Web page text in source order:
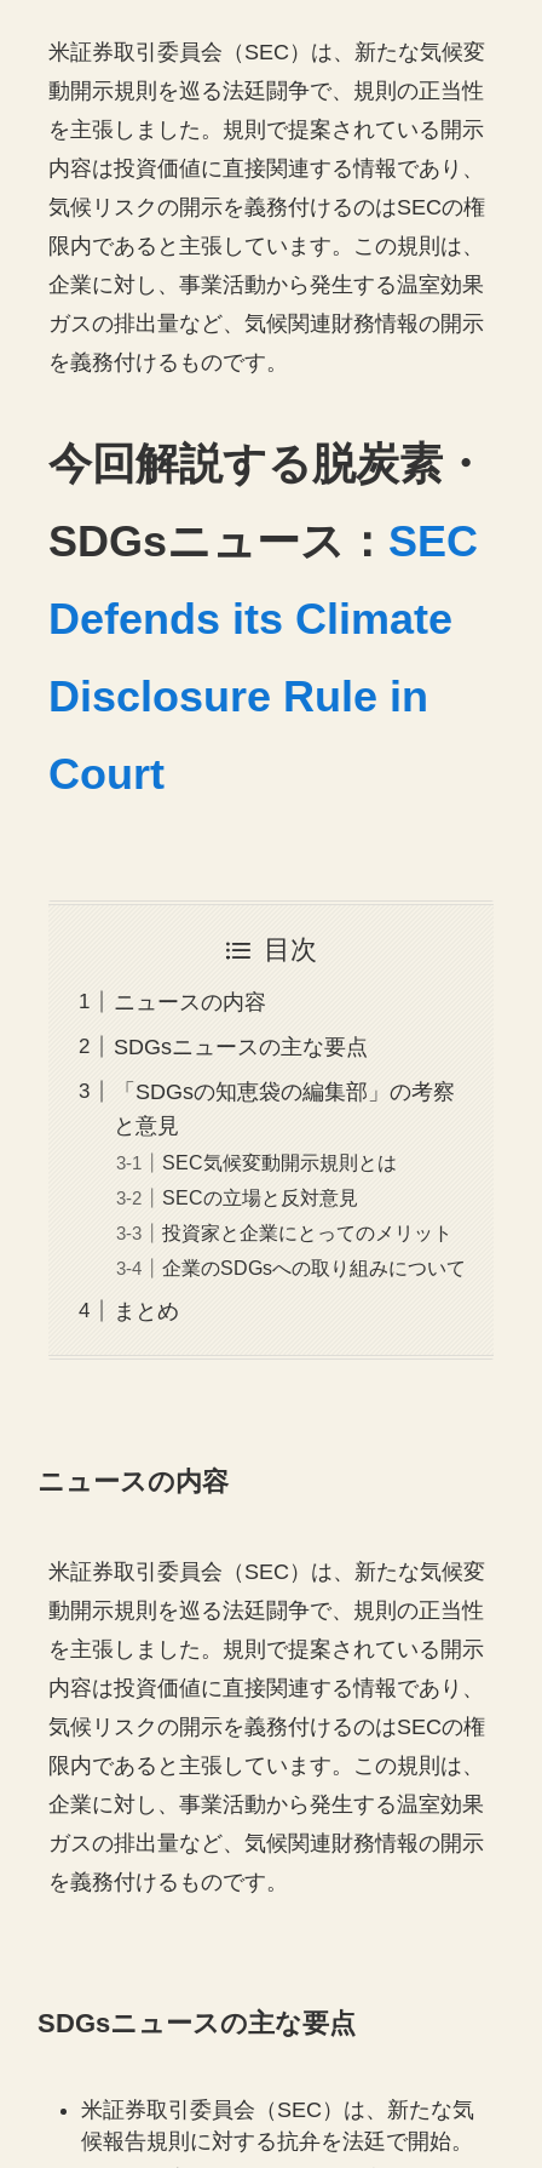
米証券取引委員会（SEC）は、新たな気候変
動開示規則を巡る法廷闘争で、規則の正当性
を主張しました。規則で提案されている開示
内容は投資価値に直接関連する情報であり、
気候リスクの開示を義務付けるのはSECの権
限内であると主張しています。この規則は、
企業に対し、事業活動から発生する温室効果
ガスの排出量など、気候関連財務情報の開示
を義務付けるものです。
今回解説する脱炭素・
SDGsニュース： SEC
Defends its Climate
Disclosure Rule in
Court
目次
ニュースの内容
SDGsニュースの主な要点
「SDGsの知恵袋の編集部」の考察
と意見
SEC気候変動開示規則とは
SECの立場と反対意見
投資家と企業にとってのメリット
企業のSDGsへの取り組みについて
まとめ
ニュースの内容
米証券取引委員会（SEC）は、新たな気候変
動開示規則を巡る法廷闘争で、規則の正当性
を主張しました。規則で提案されている開示
内容は投資価値に直接関連する情報であり、
気候リスクの開示を義務付けるのはSECの権
限内であると主張しています。この規則は、
企業に対し、事業活動から発生する温室効果
ガスの排出量など、気候関連財務情報の開示
を義務付けるものです。
SDGsニュースの主な要点
米証券取引委員会（SEC）は、新たな気
候報告規則に対する抗弁を法廷で開始。